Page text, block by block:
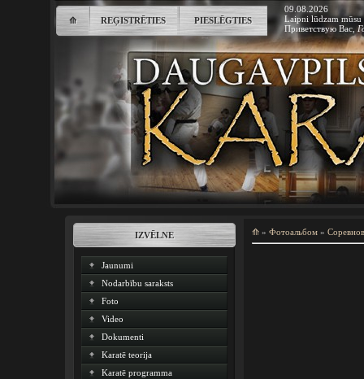
⟰ REĢISTRĒTIES PIESLĒGTIES
09.08.2026
Laipni lūdzam mūsu
Приветствую Вас ,
IZVĒLNE
Jaunumi
Nodarbību saraksts
Foto
Video
Dokumenti
Karatē teorija
Karatē programma
⟰ » Фотоальбом »